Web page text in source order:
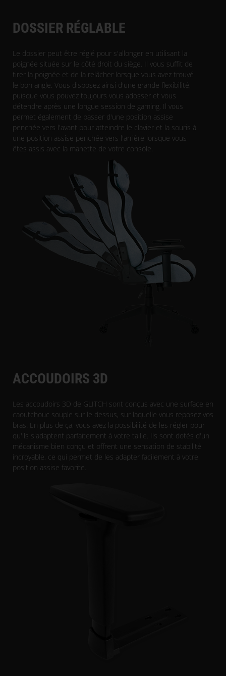
DOSSIER RÉGLABLE
Le dossier peut être réglé pour s'allonger en utilisant la
poignée située sur le côté droit du siège. Il vous suffit de
tirer la poignée et de la relâcher lorsque vous avez trouvé
le bon angle. Vous disposez ainsi d'une grande flexibilité,
puisque vous pouvez toujours vous adosser et vous
détendre après une longue session de gaming. Il vous
permet également de passer d'une position assise
penchée vers l'avant pour atteindre le clavier et la souris à
une position assise penchée vers l'arrière lorsque vous
êtes assis avec la manette de votre console.
ACCOUDOIRS 3D
Les accoudoirs 3D de GLITCH sont conçus avec une surface en
caoutchouc souple sur le dessus, sur laquelle vous reposez vos
bras. En plus de ça, vous avez la possibilité de les régler pour
qu'ils s'adaptent parfaitement à votre taille. Ils sont dotés d'un
mécanisme bien conçu et offrent une sensation de stabilité
incroyable, ce qui permet de les adapter facilement à votre
position assise favorite.